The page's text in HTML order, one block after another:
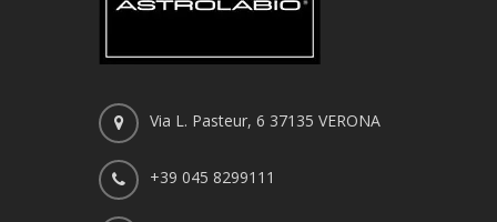
Via L. Pasteur, 6 37135 VERONA
+39 045 8299111